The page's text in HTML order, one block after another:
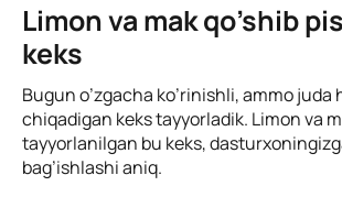
Limon va mak qo’shib
keks
Bugun o’zgacha ko’rinishli, ammo juda
chiqadigan keks tayyorladik. Limon va
tayyorlanilgan bu keks,
bag’ishlashi aniq.